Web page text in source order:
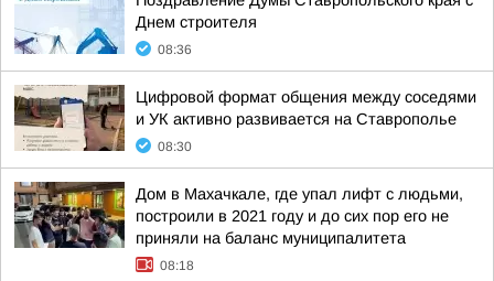
Днем строителя
08:36
Цифровой формат общения между соседями
и УК активно развивается на Ставрополье
08:30
Дом в Махачкале, где упал лифт с людьми,
построили в 2021 году и до сих пор его не
приняли на баланс муниципалитета
08:18